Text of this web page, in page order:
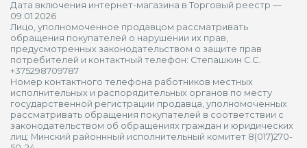
Дата включения интернет-магазина в Торговый реестр —
09.01.2026
Лицо, уполномоченное продавцом рассматривать
обращения покупателей о нарушении их прав,
предусмотренных законодательством о защите прав
потребителей и контактный телефон: Степашкин С.С.
+375298709787
Номер контактного телефона работников местных
исполнительных и распорядительных органов по месту
государственной регистрации продавца, уполномоченных
рассматривать обращения покупателей в соответствии с
законодательством об обращениях граждан и юридических
лиц: Минский районнный исполнительный комитет 8(017)270-